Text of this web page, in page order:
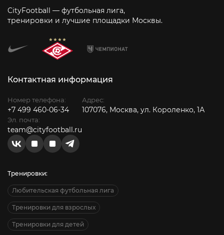
CityFootball — футбольная лига,
тренировки и лучшие площадки Москвы.
Контактная информация
Номер телефона:
+7 499 460-06-34
Эл. почта:
team@cityfootball.ru
Адрес:
107076, Москва, ул. Короленко, 1А
Тренировки:
Любительская футбольная лига
Тренировки для взрослых
Тренировки для детей